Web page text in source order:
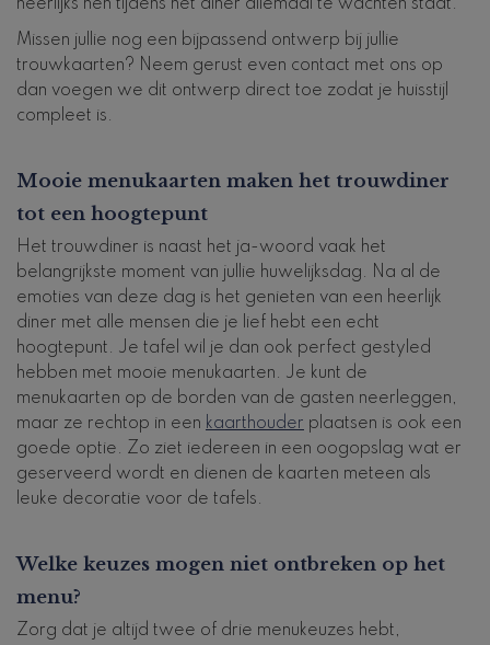
heerlijks hen tijdens het diner allemaal te wachten staat.
Missen jullie nog een bijpassend ontwerp bij jullie
trouwkaarten? Neem gerust even contact met ons op
dan voegen we dit ontwerp direct toe zodat je huisstijl
compleet is.
Mooie menukaarten maken het trouwdiner
tot een hoogtepunt
Het trouwdiner is naast het ja-woord vaak het
belangrijkste moment van jullie huwelijksdag. Na al de
emoties van deze dag is het genieten van een heerlijk
diner met alle mensen die je lief hebt een echt
hoogtepunt. Je tafel wil je dan ook perfect gestyled
hebben met mooie menukaarten. Je kunt de
menukaarten op de borden van de gasten neerleggen,
maar ze rechtop in een kaarthouder plaatsen is ook een
goede optie. Zo ziet iedereen in een oogopslag wat er
geserveerd wordt en dienen de kaarten meteen als
leuke decoratie voor de tafels.
Welke keuzes mogen niet ontbreken op het
menu?
Zorg dat je altijd twee of drie menukeuzes hebt,